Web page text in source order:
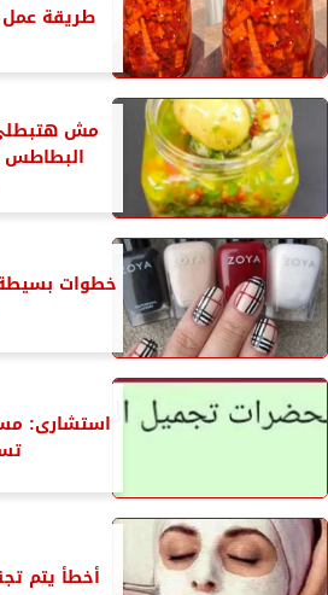
طريقة عمل
مش
البطاطس
خطوات
استشارى:
أخطأ يتم